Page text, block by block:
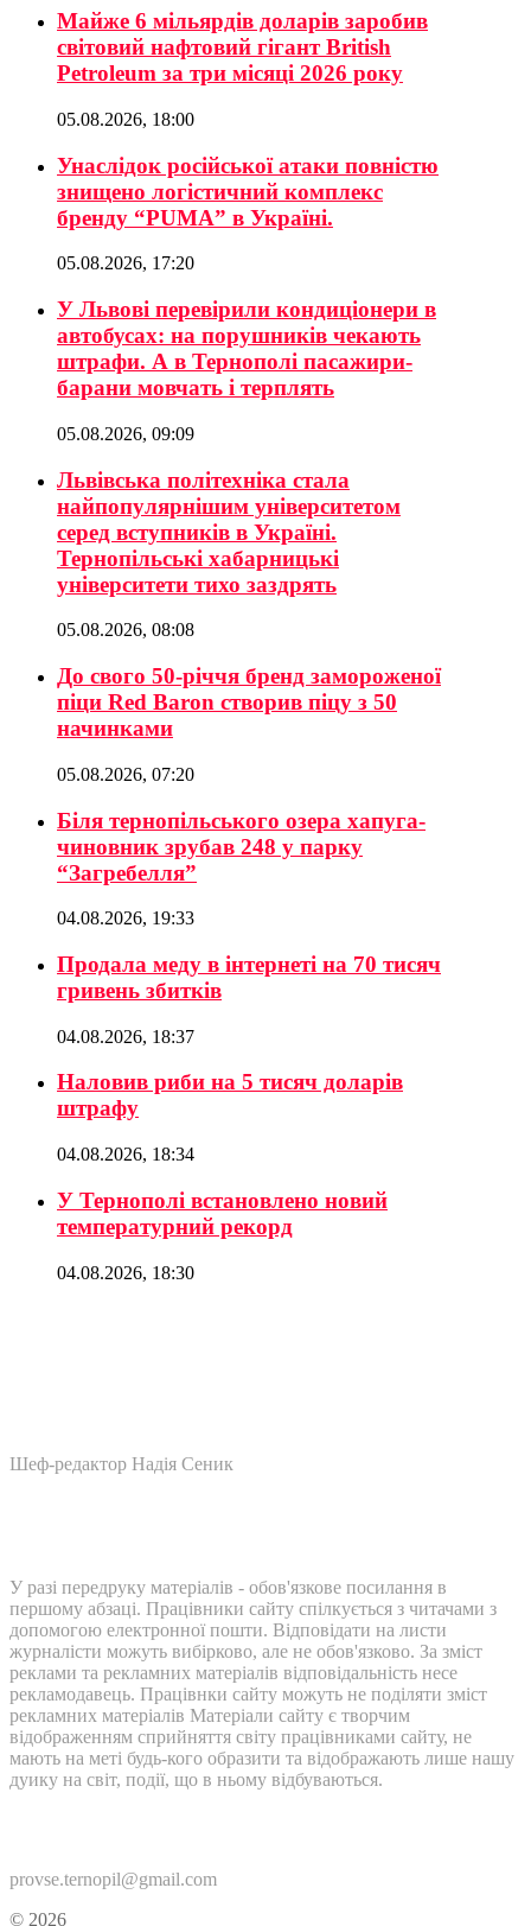
Майже 6 мільярдів доларів заробив
світовий нафтовий гігант British
Petroleum за три місяці 2026 року
05.08.2026, 18:00
Унаслідок російської атаки повністю
знищено логістичний комплекс
бренду “PUMA” в Україні.
05.08.2026, 17:20
У Львові перевірили кондиціонери в
автобусах: на порушників чекають
штрафи. А в Тернополі пасажири-
барани мовчать і терплять
05.08.2026, 09:09
Львівська політехніка стала
найпопулярнішим університетом
серед вступників в Україні.
Тернопільські хабарницькі
університети тихо заздрять
05.08.2026, 08:08
До свого 50-річчя бренд замороженої
піци Red Baron створив піцу з 50
начинками
05.08.2026, 07:20
Біля тернопільського озера хапуга-
чиновник зрубав 248 у парку
“Загребелля”
04.08.2026, 19:33
Продала меду в інтернеті на 70 тисяч
гривень збитків
04.08.2026, 18:37
Наловив риби на 5 тисяч доларів
штрафу
04.08.2026, 18:34
У Тернополі встановлено новий
температурний рекорд
04.08.2026, 18:30
Шеф-редактор Надія Сеник
У разі передруку матеріалів - обов'язкове посилання в
першому абзаці. Працівники сайту спілкується з читачами з
допомогою електронної пошти. Відповідати на листи
журналісти можуть вибірково, але не обов'язково. За зміст
реклами та рекламних матеріалів відповідальність несе
рекламодавець. Працівнки сайту можуть не поділяти зміст
рекламних матеріалів Матеріали сайту є творчим
відображенням сприйняття світу працівниками сайту, не
мають на меті будь-кого образити та відображають лише нашу
дуику на світ, події, що в ньому відбуваються.
provse.ternopil@gmail.com
© 2026